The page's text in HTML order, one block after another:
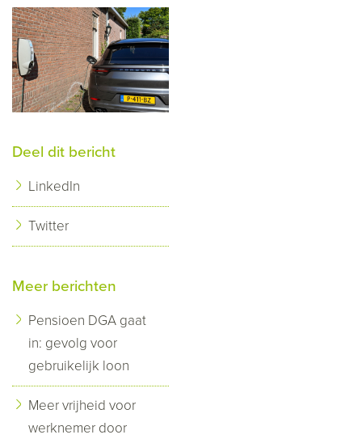
Deel dit bericht
LinkedIn
Twitter
Meer berichten
Pensioen DGA gaat
in: gevolg voor
gebruikelijk loon
Meer vrijheid voor
werknemer door